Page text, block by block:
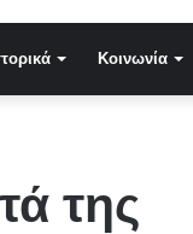
Κοινωνία
της